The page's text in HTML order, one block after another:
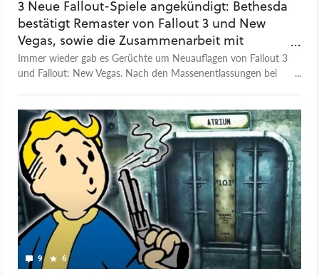
3 Neue Fallout-Spiele angekündigt: Bethesda
bestätigt Remaster von Fallout 3 und New
Vegas, sowie die Zusammenarbeit mit
Obsidian Entertainment
Immer wieder gab es Gerüchte um Neuauflagen von Fallout 3
und Fallout: New Vegas. Nach den Massenentlassungen bei
9 6